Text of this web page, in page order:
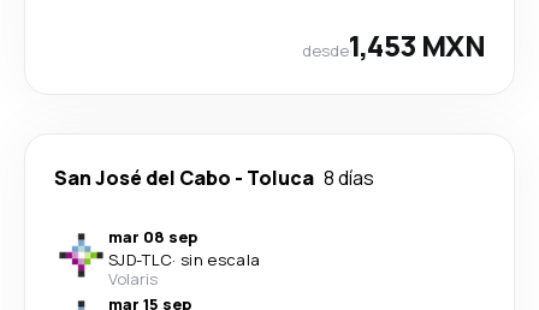
desde1,453 MXN
San José del Cabo - Toluca 8 días
mar 08 sep
SJD-TLC· sin escala
Volaris
mar 15 sep